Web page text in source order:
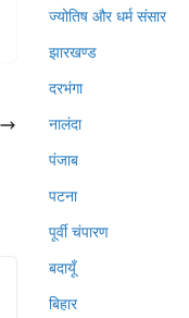
ज्योतिष और धर्म संसार
झारखण्ड
दरभंगा
नालंदा
पंजाब
पटना
पूर्वी चंपारण
बदायूँ
बिहार